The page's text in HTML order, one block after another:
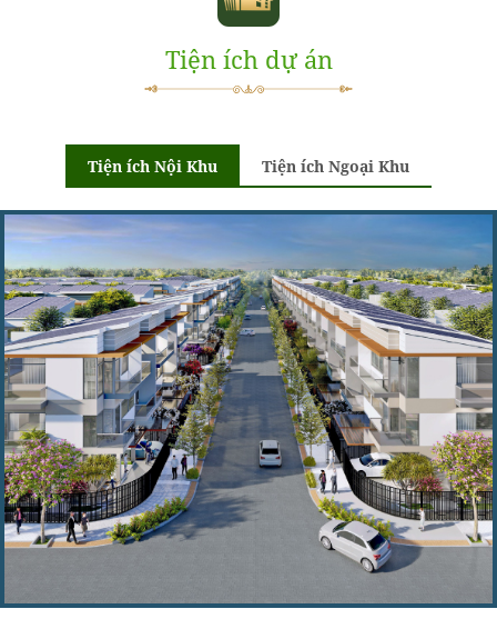
Tiện ích dự án
Tiện ích Nội Khu Tiện ích Ngoại Khu